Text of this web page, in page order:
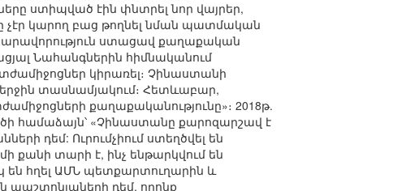
ստիպված էին փնտրել նոր վայրեր,
չէր կարող բաց թողնել նման պատմական
ստացավ քաղաքական
Նահանգներին հիմնականում
կիրառել։ Չինաստանի
տասնամյակում։ Հետևաբար,
քաղաքականությունը»։ 2018թ.
համաձայն՝ «Չինաստանը քարոզարշավ է
դեմ: Ուրումչիում ստեղծվել են
քանի տարի է, ինչ ենթարկվում են
են հղել ԱՄՆ պետքարտուղարին և
դեմ, որոնք